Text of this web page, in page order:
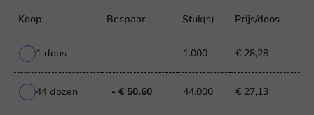
Koop Bespaar Stuk(s) Prijs/doos
1 doos - 1.000 € 28,28
44 dozen - € 50,60 44.000 € 27,13